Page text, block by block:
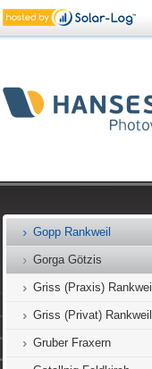
Fritsch Fraxern
Fugel Laterns
Gassner Feldkirch
Gassner Klaus
Gopp Rankweil
Gorga Götzis
Griss (Praxis) Rankweil
Griss (Privat) Rankweil
Gruber Fraxern